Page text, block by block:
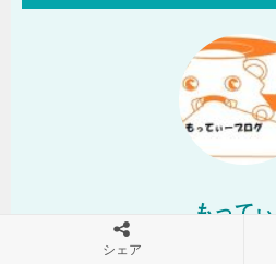
もって
シェア